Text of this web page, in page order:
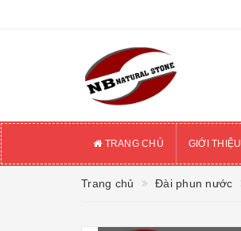
TRANG CHỦ GIỚI THIỆU
Trang chủ Đài phun nước